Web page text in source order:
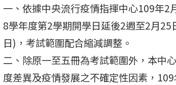
一、依據中央流行疫情指揮中心109年
8學年度第2學期開學日延後2週至2月
日)，考試範圍配合縮減調整。
二、除原一至五冊為考試範圍外，本中
度差異及疫情發展之不確定性因素，